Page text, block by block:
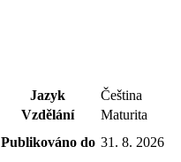
Jazyk
Čeština
Vzdělání
Maturita
Publikováno do 31. 8. 2026